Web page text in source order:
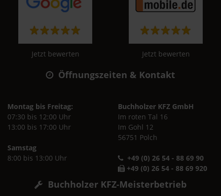
Jetzt bewerten Jetzt bewerten
Öffnungszeiten & Kontakt
Montag bis Freitag:
07:30 bis 12:00 Uhr
13:00 bis 17:00 Uhr
Samstag
8:00 bis 13:00 Uhr
Buchholzer KFZ GmbH
Im roten Tal 16
Im Gohl 12
56751 Polch
+49 (0) 26 54 - 88 69 90
+49 (0) 26 54 - 88 69 920
Buchholzer KFZ-Meisterbetrieb